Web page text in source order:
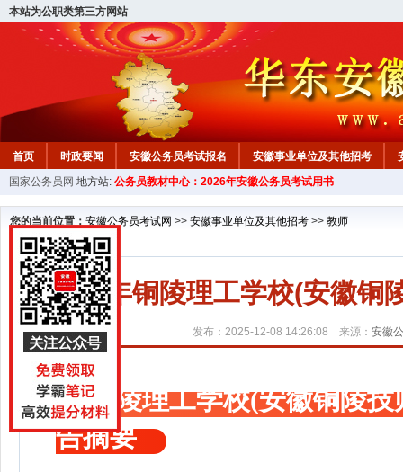
本站为公职类第三方网站
首页 时政要闻 安徽公务员考试报名 安徽事业单位及其他招考
安徽公务员行测试题 在线咨询 教材中心
国家公务员网 地方站: 公务员教材中心：2026年安徽公务员考试用书
您的当前位置： 安徽公务员考试网 >> 安徽事业单位及其他招考 >> 教师
2025年铜陵理工学校(安徽铜
发布：2025-12-08 14:26:08 来源： 安徽
铜陵理工学校(安徽铜陵
告摘要